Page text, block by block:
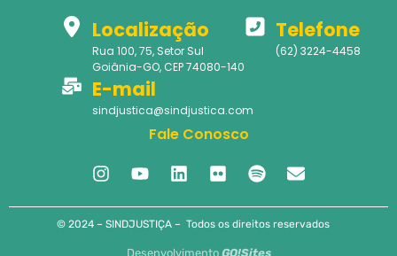
Localização
Rua 100, 75, Setor Sul
Goiânia-GO, CEP 74080-140
Telefone
(62) 3224-4458
E-mail
sindjustica@sindjustica.com
Fale Conosco
© 2024 – SINDJUSTIÇA – Todos os direitos reservados
Desenvolvimento GO!Sites